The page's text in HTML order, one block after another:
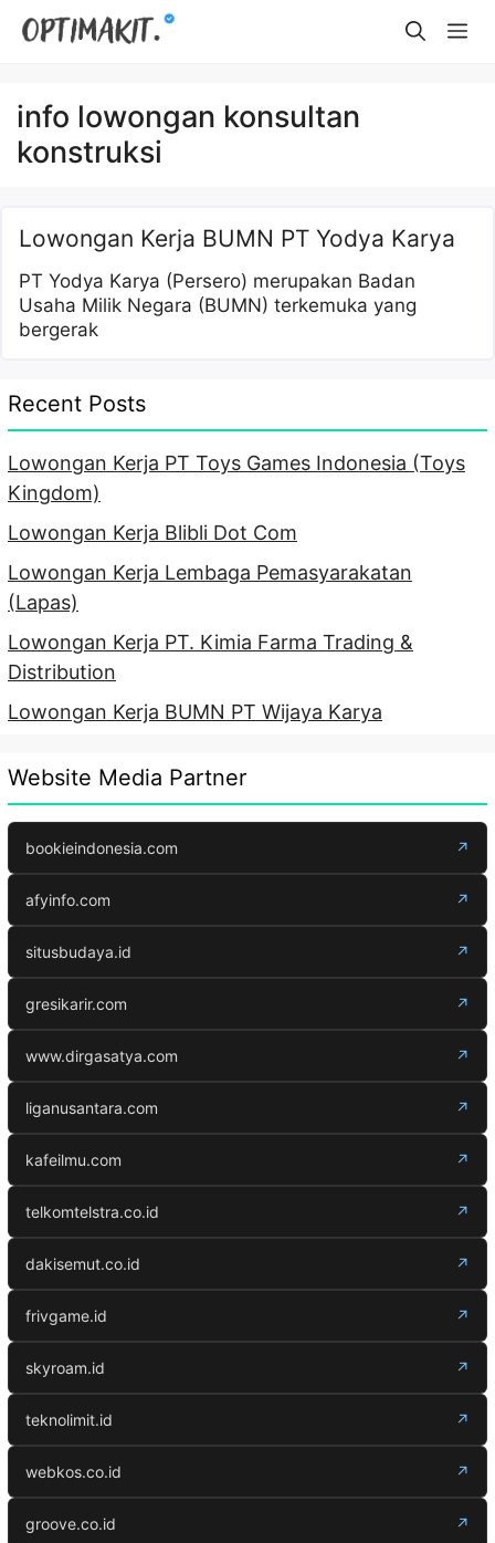
Skip
info lowongan konsultan
konstruksi
Lowongan Kerja BUMN PT Yodya Karya
PT Yodya Karya (Persero) merupakan Badan
Usaha Milik Negara (BUMN) terkemuka yang
bergerak
Recent Posts
Lowongan Kerja PT Toys Games Indonesia (Toys
Kingdom)
Lowongan Kerja Blibli Dot Com
Lowongan Kerja Lembaga Pemasyarakatan
(Lapas)
Lowongan Kerja PT. Kimia Farma Trading &
Distribution
Lowongan Kerja BUMN PT Wijaya Karya
Website Media Partner
bookieindonesia.com ↗
afyinfo.com ↗
situsbudaya.id ↗
gresikarir.com ↗
www.dirgasatya.com ↗
liganusantara.com ↗
kafeilmu.com ↗
telkomtelstra.co.id ↗
dakisemut.co.id ↗
frivgame.id ↗
skyroam.id ↗
teknolimit.id ↗
webkos.co.id ↗
groove.co.id ↗